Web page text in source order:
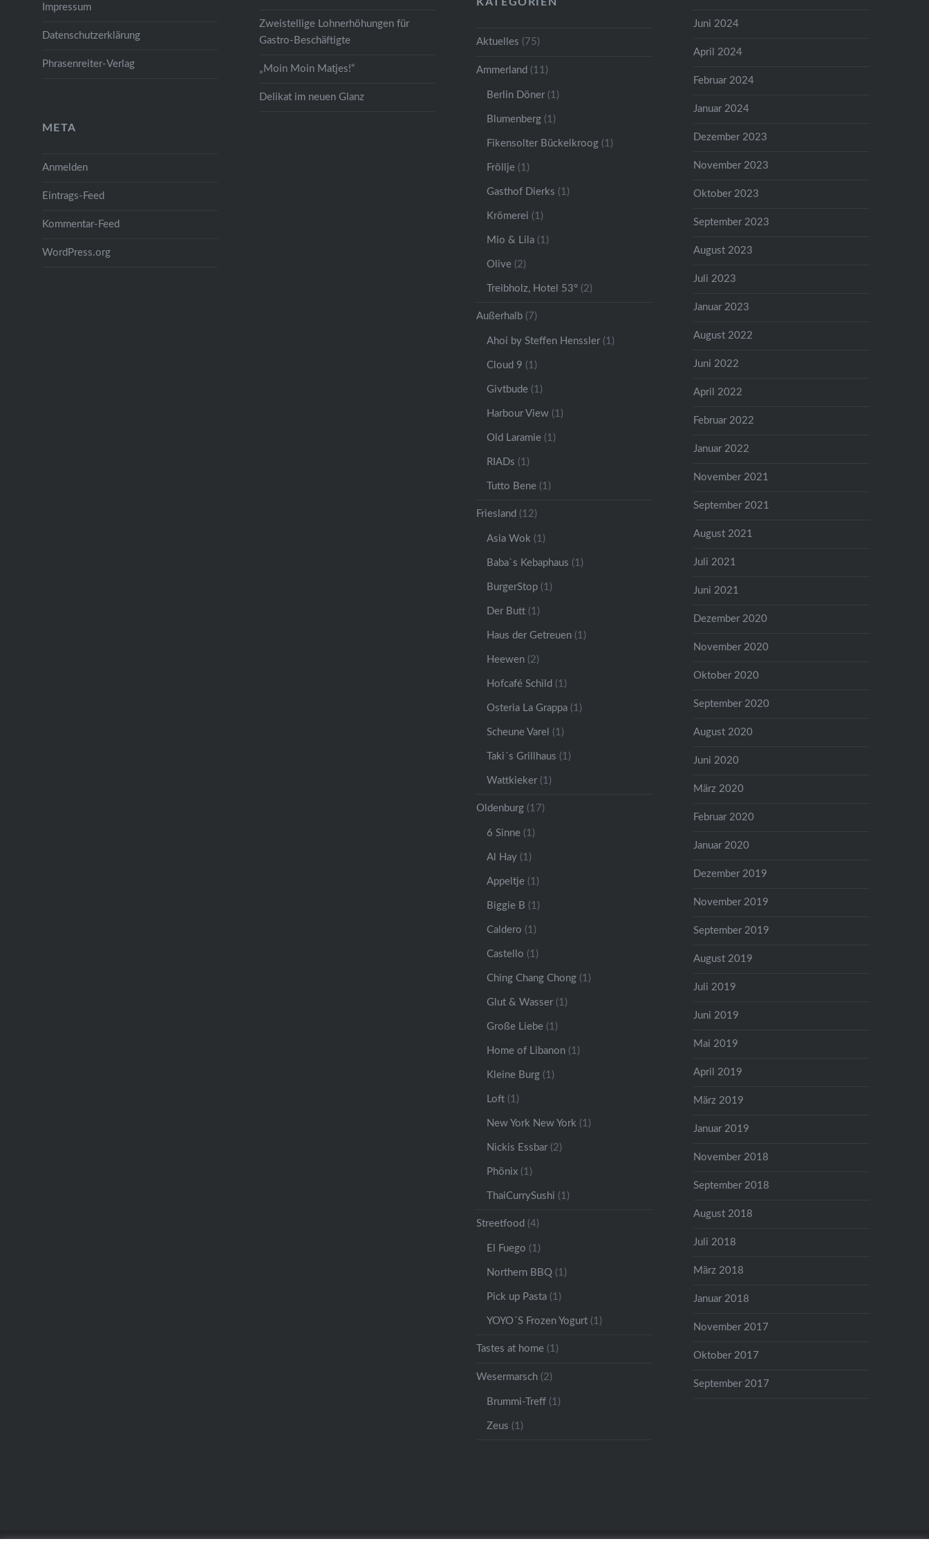
Zweistellige Lohnerhöhungen für
Gastro-Beschäftigte
„Moin Moin Matjes!“
Delikat im neuen Glanz
Juni 2024
April 2024
Februar 2024
Januar 2024
Dezember 2023
November 2023
Oktober 2023
September 2023
August 2023
Juli 2023
Januar 2023
August 2022
Juni 2022
April 2022
Februar 2022
Januar 2022
November 2021
September 2021
August 2021
Juli 2021
Juni 2021
Dezember 2020
November 2020
Oktober 2020
September 2020
August 2020
Juni 2020
März 2020
Februar 2020
Januar 2020
Dezember 2019
November 2019
September 2019
August 2019
Juli 2019
Juni 2019
Mai 2019
April 2019
März 2019
Januar 2019
November 2018
September 2018
August 2018
Juli 2018
März 2018
Januar 2018
November 2017
Oktober 2017
September 2017
Impressum
Datenschutzerklärung
Phrasenreiter-Verlag
Aktuelles (75)
Ammerland (11)
Berlin Döner(1)
Blumenberg (1)
Fikensolter Bückelkroog (1)
Fröllje (1)
Gasthof Dierks (1)
Krömerei (1)
Mio & Lila (1)
Olive (2)
Treibholz, Hotel 53° (2)
Außerhalb (7)
Ahoi by Steffen Henssler(1)
Cloud 9 (1)
Givtbude (1)
Harbour View (1)
Old Laramie (1)
RIADs (1)
Tutto Bene (1)
Friesland (12)
Asia Wok (1)
Baba`s Kebaphaus (1)
BurgerStop (1)
Der Butt (1)
Haus der Getreuen (1)
Heewen (2)
Hofcafé Schild (1)
Osteria La Grappa (1)
Scheune Varel (1)
Taki´s Grillhaus (1)
Wattkieker(1)
Oldenburg (17)
6 Sinne (1)
Al Hay (1)
Appeltje (1)
Biggie B (1)
Caldero (1)
Castello (1)
Ching Chang Chong (1)
Glut & Wasser(1)
Große Liebe (1)
Home of Libanon (1)
Kleine Burg (1)
Loft (1)
New York New York (1)
Nickis Essbar(2)
Phönix (1)
ThaiCurrySushi (1)
Streetfood (4)
El Fuego (1)
Northern BBQ (1)
Pick up Pasta (1)
YOYO´S Frozen Yogurt (1)
Tastes at home (1)
Wesermarsch (2)
Brummi-Treff (1)
Zeus (1)
META
Anmelden
Eintrags-Feed
Kommentar-Feed
WordPress.org